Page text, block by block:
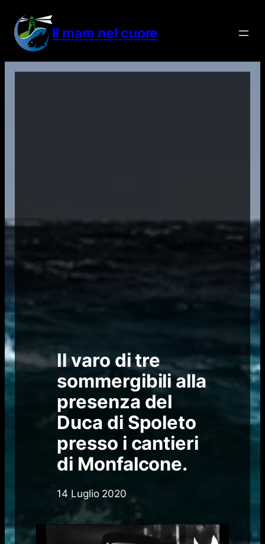
contenuto
Il mare nel cuore
Il varo di tre
sommergibili alla
presenza del
Duca di Spoleto
presso i cantieri
di Monfalcone.
14 Luglio 2020